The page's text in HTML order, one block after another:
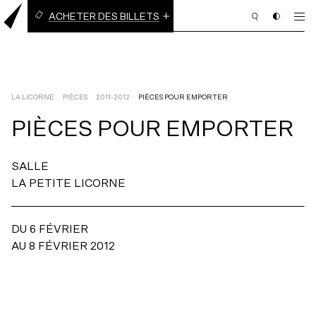
ACHETER DES BILLETS
BILLETTERIE
ABONNEMENT
NOUS APPUYER
LA LICORNE PIÈCES 2011-2012 PIÈCES POUR EMPORTER
PIÈCES POUR EMPORTER
SALLE
LA PETITE LICORNE
DU 6 FÉVRIER
AU 8 FÉVRIER 2012